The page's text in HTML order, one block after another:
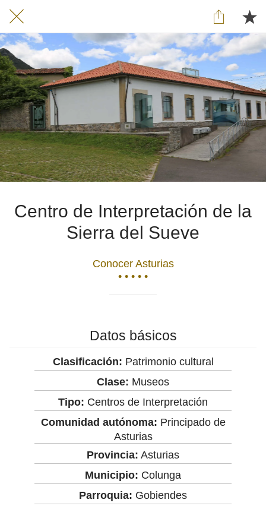
Centro de Interpretación de la
Sierra del Sueve
Conocer Asturias
• • • • •
Datos básicos
Clasificación: Patrimonio cultural
Clase: Museos
Tipo: Centros de Interpretación
Comunidad autónoma: Principado de
Asturias
Provincia: Asturias
Municipio: Colunga
Parroquia: Gobiendes